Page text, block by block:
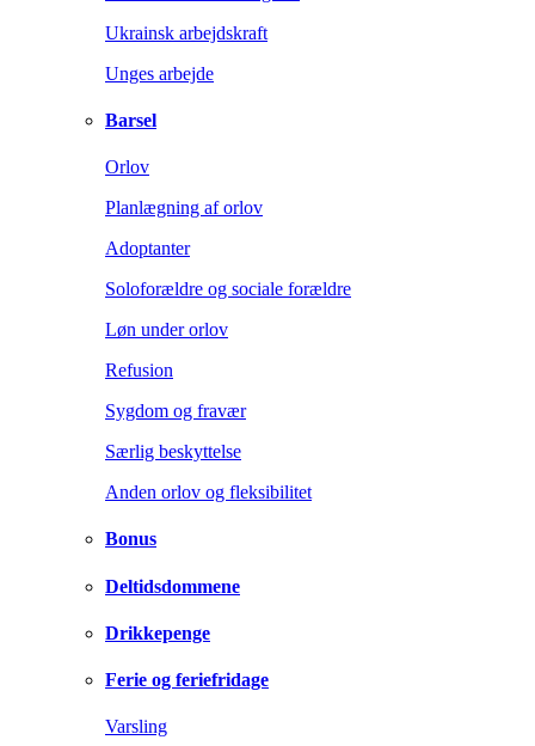
Ukrainsk arbejdskraft
Unges arbejde
Barsel
Orlov
Planlægning af orlov
Adoptanter
Soloforældre og sociale forældre
Løn under orlov
Refusion
Sygdom og fravær
Særlig beskyttelse
Anden orlov og fleksibilitet
Bonus
Deltidsdommene
Drikkepenge
Ferie og feriefridage
Varsling